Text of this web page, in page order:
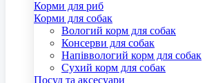
Корми для риб
Корми для собак
Вологий корм для собак
Консерви для собак
Напіввологий корм для собак
Сухий корм для собак
Посуд та аксесуари